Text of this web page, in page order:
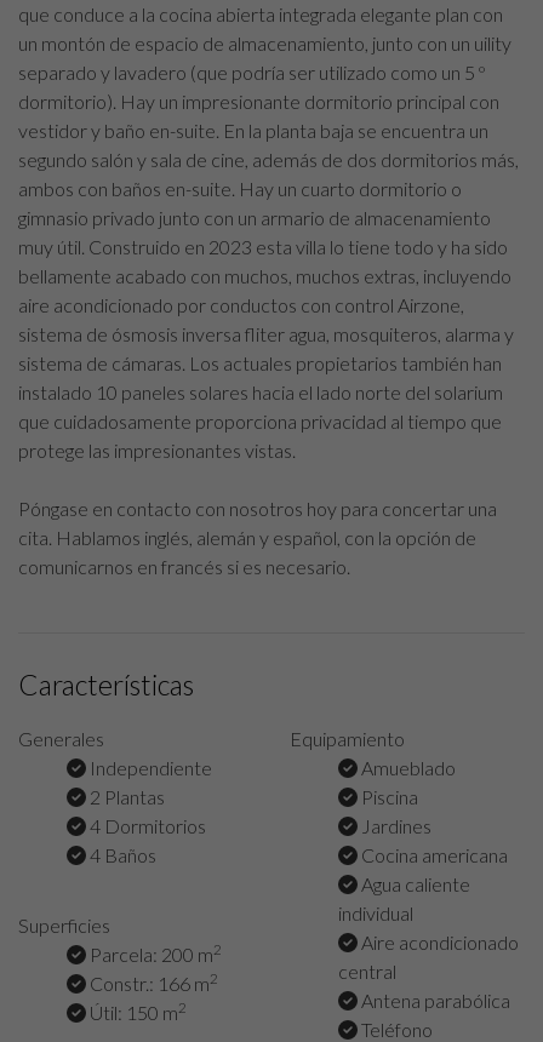
que conduce a la cocina abierta integrada elegante plan con
un montón de espacio de almacenamiento, junto con un uility
separado y lavadero (que podría ser utilizado como un 5 º
dormitorio). Hay un impresionante dormitorio principal con
vestidor y baño en-suite. En la planta baja se encuentra un
segundo salón y sala de cine, además de dos dormitorios más,
ambos con baños en-suite. Hay un cuarto dormitorio o
gimnasio privado junto con un armario de almacenamiento
muy útil. Construido en 2023 esta villa lo tiene todo y ha sido
bellamente acabado con muchos, muchos extras, incluyendo
aire acondicionado por conductos con control Airzone,
sistema de ósmosis inversa fliter agua, mosquiteros, alarma y
sistema de cámaras. Los actuales propietarios también han
instalado 10 paneles solares hacia el lado norte del solarium
que cuidadosamente proporciona privacidad al tiempo que
protege las impresionantes vistas.
Póngase en contacto con nosotros hoy para concertar una
cita. Hablamos inglés, alemán y español, con la opción de
comunicarnos en francés si es necesario.
Características
Generales
Independiente
2 Plantas
4 Dormitorios
4 Baños
Superficies
Parcela: 200 m2
Constr.: 166 m2
Útil: 150 m2
Equipamiento
Amueblado
Piscina
Jardines
Cocina americana
Agua caliente
individual
Aire acondicionado
central
Antena parabólica
Teléfono